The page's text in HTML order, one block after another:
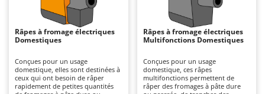
Aspirateurs de piscine
Aspirateurs Multifonctions
Atomiseurs agricoles pour tracteurs
Atomiseurs pour traitements
Autolaveuses
ALA 2000
Alpina
Ama
Ambrogio Robot
Râpes à fromage électriques
Domestiques
Conçues pour un usage
domestique, elles sont destinées à
ceux qui ont besoin de râper
rapidement de petites quantités
Râpes à fromage électriques
Multifonctions Domestiques
Conçues pour un usage
domestique, ces râpes
multifonctions permettent de
râper des fromages à pâte dure